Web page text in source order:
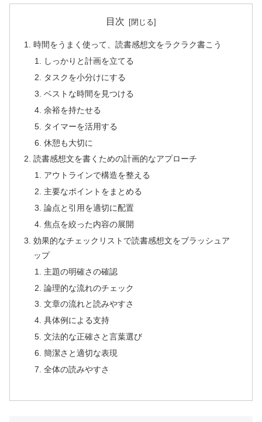
目次
時間をうまく使って、読書感想文をラクラク書こう
しっかりと計画を立てる
タスクを小分けにする
ベストな時間を見つける
余裕を持たせる
タイマーを活用する
休憩も大切に
読書感想文を書くための計画的なアプローチ
アウトラインで構造を整える
主要なポイントをまとめる
論点と引用を適切に配置
焦点を絞った内容の展開
効果的なチェックリストで読書感想文をブラッシュア
ップ
主題の明確さの確認
論理的な流れのチェック
文章の流れと読みやすさ
具体例による支持
文法的な正確さと言葉選び
簡潔さと適切な表現
全体の読みやすさ